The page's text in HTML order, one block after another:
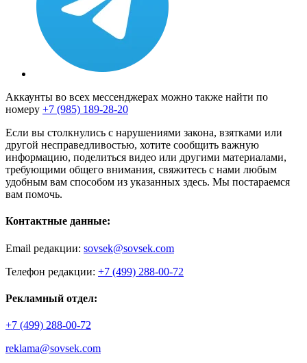
Аккаунты во всех мессенджерах можно также найти по
номеру +7 (985) 189-28-20
Если вы столкнулись с нарушениями закона, взятками или
другой несправедливостью, хотите сообщить важную
информацию, поделиться видео или другими материалами,
требующими общего внимания, свяжитесь с нами любым
удобным вам способом из указанных здесь. Мы постараемся
вам помочь.
Контактные данные:
Email редакции: sovsek@sovsek.com
Телефон редакции: +7 (499) 288-00-72
Рекламный отдел:
+7 (499) 288-00-72
reklama@sovsek.com